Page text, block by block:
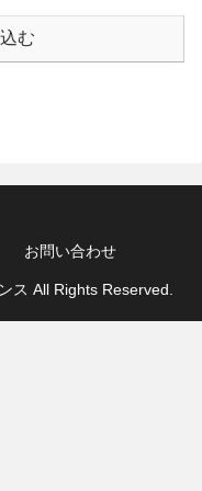
む
お問い合わせ
ス All Rights Reserved.